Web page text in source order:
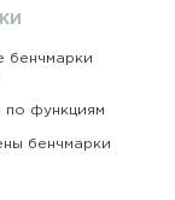
бенчмарки
по функциям
бенчмарки